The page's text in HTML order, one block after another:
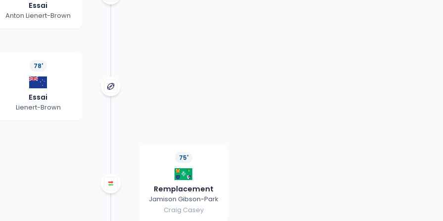
Essai
Anton Lienert-Brown
78'
Essai
Lienert-Brown
75'
Remplacement
Jamison Gibson-Park
Craig Casey